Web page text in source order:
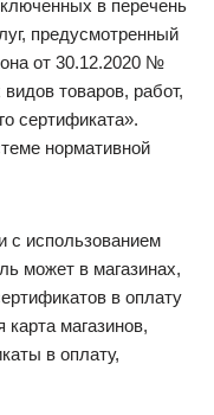
в перечень
предусмотренный
от 30.12.2020 №
товаров, работ,
сертификата».
нормативной
с использованием
может в магазинах,
в оплату
карта магазинов,
в оплату,